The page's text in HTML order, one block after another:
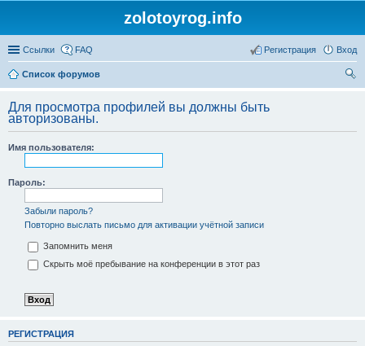
zolotoyrog.info
Ссылки FAQ Вход
Регистрация
Список форумов
Для просмотра профилей вы должны быть
авторизованы.
Имя пользователя:
Пароль:
Забыли пароль?
Повторно выслать письмо для активации учётной записи
Запомнить меня
Скрыть моё пребывание на конференции в этот раз
РЕГИСТРАЦИЯ